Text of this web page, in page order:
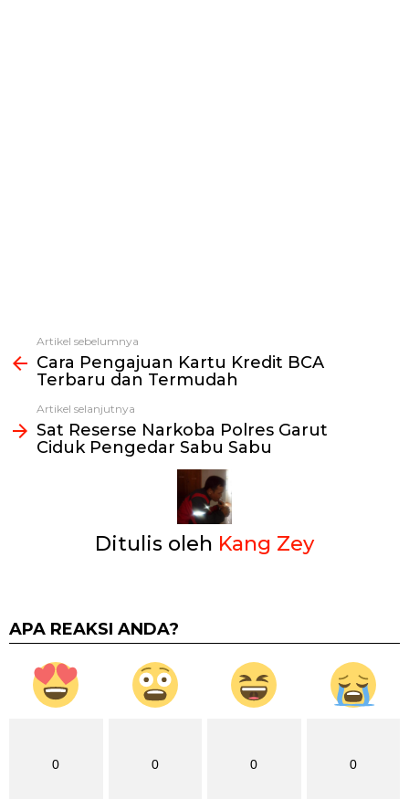
Lihat
selengkapnya
Artikel sebelumnya
Cara Pengajuan Kartu Kredit BCA
Terbaru dan Termudah
Artikel selanjutnya
Sat Reserse Narkoba Polres Garut
Ciduk Pengedar Sabu Sabu
Ditulis oleh Kang Zey
APA REAKSI ANDA?
0 0 0 0